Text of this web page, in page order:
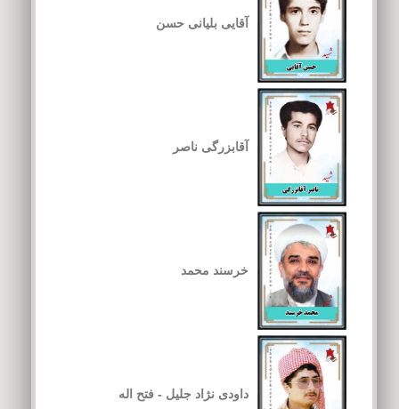
آقایی بلیانی حسن
آقابزرگی ناصر
خرسند محمد
داودی نژاد جلیل - فتح اله